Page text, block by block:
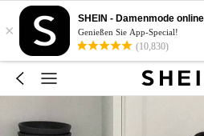
×
SHEIN - Damenmode
Genießen Sie App-Special!
(10,830)